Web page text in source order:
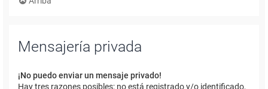
Mensajería privada
¡No puedo enviar un mensaje privado!
Hay tres razones posibles; no está registrado y/o identificado,